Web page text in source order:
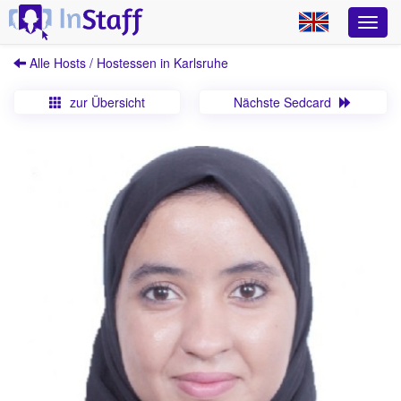
Alle Hosts / Hostessen in Karlsruhe
zur Übersicht Nächste Sedcard